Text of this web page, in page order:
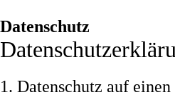
Datenschutz
1. Datenschutz auf